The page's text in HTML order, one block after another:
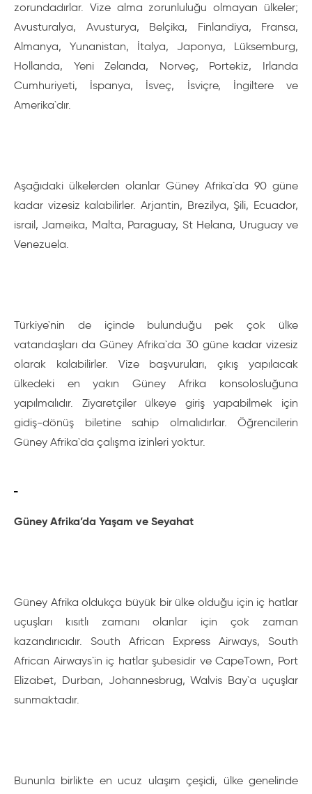
zorundadırlar. Vize alma zorunluluğu olmayan ülkeler;
Avusturalya, Avusturya, Belçika, Finlandiya, Fransa,
Almanya, Yunanistan, İtalya, Japonya, Lüksemburg,
Hollanda, Yeni Zelanda, Norveç, Portekiz, Irlanda
Cumhuriyeti, İspanya, İsveç, İsviçre, İngiltere ve
Amerika`dır.
Aşağıdaki ülkelerden olanlar Güney Afrika`da 90 güne
kadar vizesiz kalabilirler. Arjantin, Brezilya, Şili, Ecuador,
israil, Jameika, Malta, Paraguay, St Helana, Uruguay ve
Venezuela.
Türkiye`nin de içinde bulunduğu pek çok ülke
vatandaşları da Güney Afrika`da 30 güne kadar vizesiz
olarak kalabilirler. Vize başvuruları, çıkış yapılacak
ülkedeki en yakın Güney Afrika konsolosluğuna
yapılmalıdır. Ziyaretçiler ülkeye giriş yapabilmek için
gidiş-dönüş biletine sahip olmalıdırlar. Öğrencilerin
Güney Afrika`da çalışma izinleri yoktur.
Güney Afrika’da Yaşam ve Seyahat
Güney Afrika oldukça büyük bir ülke olduğu için iç hatlar
uçuşları kısıtlı zamanı olanlar için çok zaman
kazandırıcıdır. South African Express Airways, South
African Airways`in iç hatlar şubesidir ve CapeTown, Port
Elizabet, Durban, Johannesbrug, Walvis Bay`a uçuşlar
sunmaktadır.
Bununla birlikte en ucuz ulaşım çeşidi, ülke genelinde